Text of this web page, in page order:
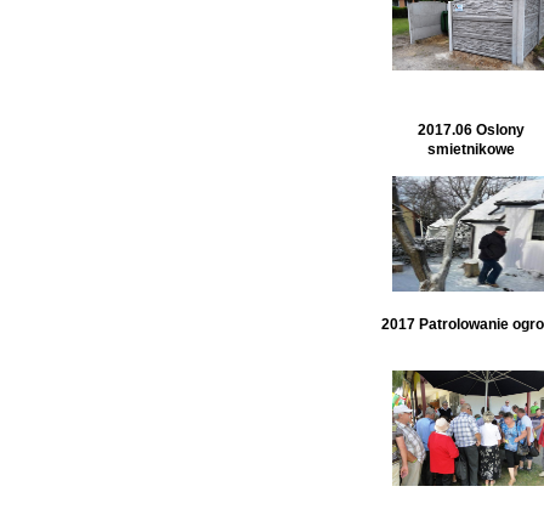
2017.06 Oslony
smietnikowe
2017 Patrolowanie